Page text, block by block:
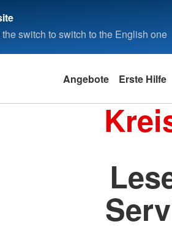
switch to switch to the English one
Angebote Erste Hilfe